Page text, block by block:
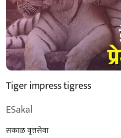
Tiger impress tigress
ESakal
सकाळ वृत्तसेवा